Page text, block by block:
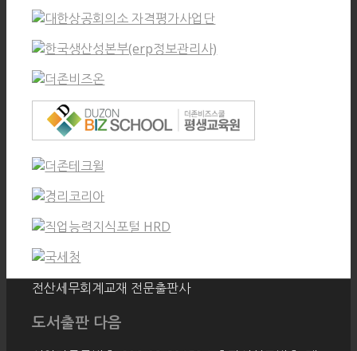
전산세무회계교재 전문출판사
도서출판 다음